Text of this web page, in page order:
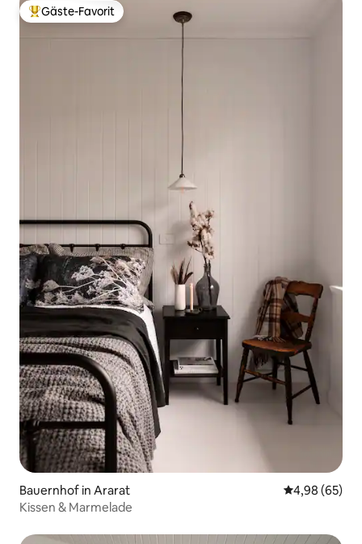
Beliebter Gäste-Favorit.
Gäste-Favorit
Bauernhof in Ararat
4,98 (65)
Kissen & Marmelade